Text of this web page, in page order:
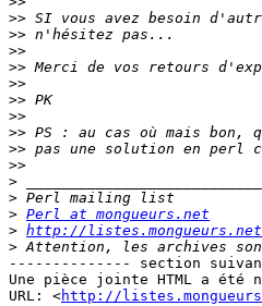
>>
>>
>>
>>
>>
>>
>>
>>
>>
>>
>
>
> Perl at mongueurs.net
> http://
>
-------------- section
Une pièce jointe HTML a été
URL: <http://